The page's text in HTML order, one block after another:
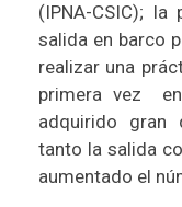
(IPNA-CSIC);
salida en barco
realizar una
primera vez
adquirido gran
tanto la salida
aumentado el